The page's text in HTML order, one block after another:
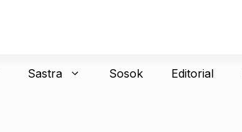
Sastra Sosok Editorial